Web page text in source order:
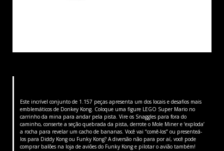
Este incrível conjunto de 1.157 peças apresenta um dos locais e desafios mais
emblemáticos de Donkey Kong. Coloque uma figure LEGO Super Mario no
carrinho da mina para andar pela pista. Vire os Snaggles para fora do
caminho, conserte a seção quebrada da pista, derrote o Mole Miner e ‘exploda’
a rocha para revelar um cacho de bananas. Você vai “comê-los” ou presenteá-
los para Diddy Kong ou Funky Kong? A diversão não para por aí, você pode
comprar balões na loja de aviões do Funky Kong e pilotar o avião também!